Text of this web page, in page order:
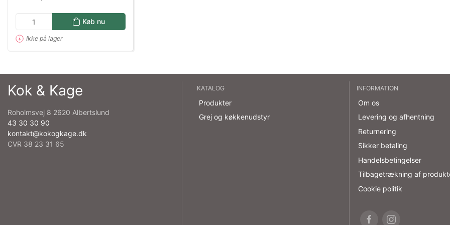
Køb nu
Ikke på lager
Kok & Kage
Roholmsvej 8 2620 Albertslund
43 30 30 90
kontakt@kokogkage.dk
CVR 38 23 31 65
KATALOG
Produkter
Grej og køkkenudstyr
INFORMATION
Om os
Levering og afhentning
Returnering
Sikker betaling
Handelsbetingelser
Tilbagetrækning af
Cookie politik